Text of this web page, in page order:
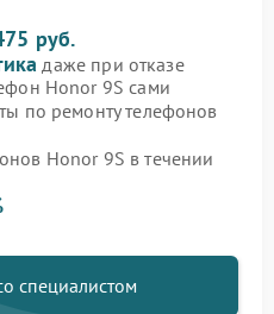
руб.
даже при отказе
Honor 9S сами
по ремонту телефонов
Honor 9S в течении
специалистом